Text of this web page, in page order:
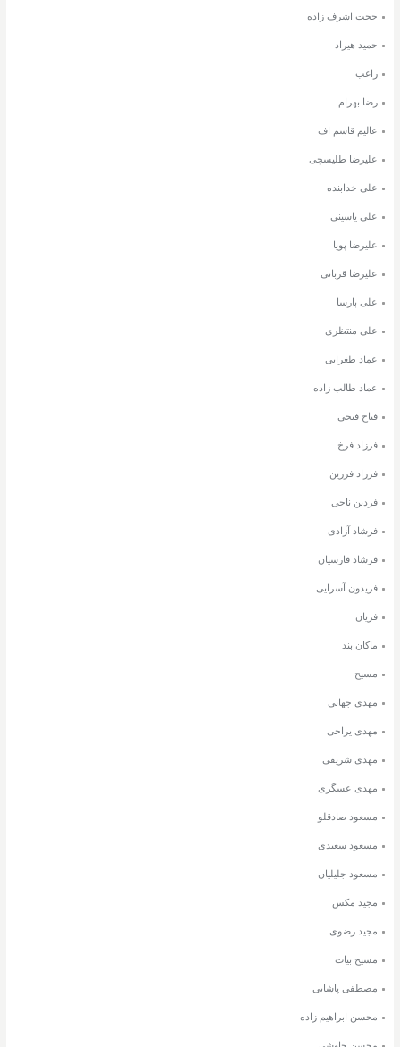
حجت اشرف زاده
حمید هیراد
راغب
رضا بهرام
عالیم قاسم اف
علیرضا طلیسچی
علی خدابنده
علی یاسینی
علیرضا پویا
علیرضا قربانی
علی پارسا
علی منتظری
عماد طغرایی
عماد طالب زاده
فتاح فتحی
فرزاد فرخ
فرزاد فرزین
فردین ناجی
فرشاد آزادی
فرشاد فارسیان
فریدون آسرایی
فریان
ماکان بند
مسیح
مهدی جهانی
مهدی یراحی
مهدی شریفی
مهدی عسگری
مسعود صادقلو
مسعود سعیدی
مسعود جلیلیان
مجید مکس
مجید رضوی
مسیح بیات
مصطفی پاشایی
محسن ابراهیم زاده